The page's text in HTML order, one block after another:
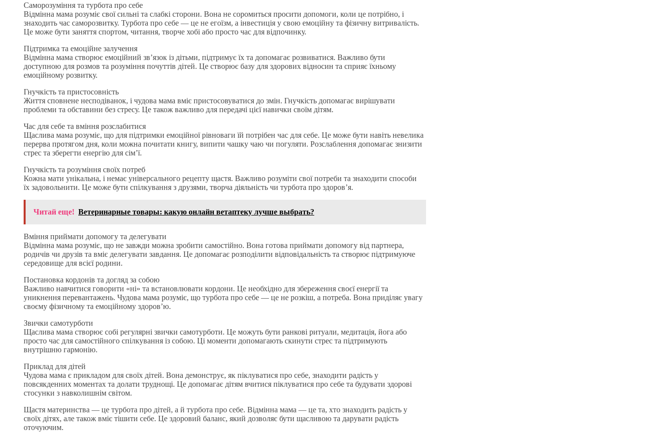
Саморозуміння та турбота про себе
Відмінна мама розуміє свої сильні та слабкі сторони. Вона не соромиться просити допомоги, коли це потрібно, і
знаходить час саморозвитку. Турбота про себе — це не егоїзм, а інвестиція у свою емоційну та фізичну витривалість.
Це може бути заняття спортом, читання, творче хобі або просто час для відпочинку.
Підтримка та емоційне залучення
Відмінна мама створює емоційний зв’язок із дітьми, підтримує їх та допомагає розвиватися. Важливо бути
доступною для розмов та розуміння почуттів дітей. Це створює базу для здорових відносин та сприяє їхньому
емоційному розвитку.
Гнучкість та пристосовність
Життя сповнене несподіванок, і чудова мама вміє пристосовуватися до змін. Гнучкість допомагає вирішувати
проблеми та обставини без стресу. Це також важливо для передачі цієї навички своїм дітям.
Час для себе та вміння розслабитися
Щаслива мама розуміє, що для підтримки емоційної рівноваги їй потрібен час для себе. Це може бути навіть невелика
перерва протягом дня, коли можна почитати книгу, випити чашку чаю чи погуляти. Розслаблення допомагає знизити
стрес та зберегти енергію для сім’ї.
Гнучкість та розуміння своїх потреб
Кожна мати унікальна, і немає універсального рецепту щастя. Важливо розуміти свої потреби та знаходити способи
їх задовольнити. Це може бути спілкування з друзями, творча діяльність чи турбота про здоров’я.
Читай еще! Ветеринарные товары: какую онлайн ветаптеку лучше выбрать?
Вміння приймати допомогу та делегувати
Відмінна мама розуміє, що не завжди можна зробити самостійно. Вона готова приймати допомогу від партнера,
родичів чи друзів та вміє делегувати завдання. Це допомагає розподілити відповідальність та створює підтримуюче
середовище для всієї родини.
Постановка кордонів та догляд за собою
Важливо навчитися говорити «ні» та встановлювати кордони. Це необхідно для збереження своєї енергії та
уникнення перевантажень. Чудова мама розуміє, що турбота про себе — це не розкіш, а потреба. Вона приділяє увагу
своєму фізичному та емоційному здоров’ю.
Звички самотурботи
Щаслива мама створює собі регулярні звички самотурботи. Це можуть бути ранкові ритуали, медитація, йога або
просто час для самостійного спілкування із собою. Ці моменти допомагають скинути стрес та підтримують
внутрішню гармонію.
Приклад для дітей
Чудова мама є прикладом для своїх дітей. Вона демонструє, як піклуватися про себе, знаходити радість у
повсякденних моментах та долати труднощі. Це допомагає дітям вчитися піклуватися про себе та будувати здорові
стосунки з навколишнім світом.
Щастя материнства — це турбота про дітей, а й турбота про себе. Відмінна мама — це та, хто знаходить радість у
своїх дітях, але також вміє тішити себе. Це здоровий баланс, який дозволяє бути щасливою та дарувати радість
оточуючим.